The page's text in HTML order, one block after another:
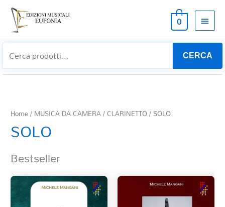
0
CERCA
Home/ MUSICA DA CAMERA/CLARINETTO/ SOLO
SOLO
Bestseller